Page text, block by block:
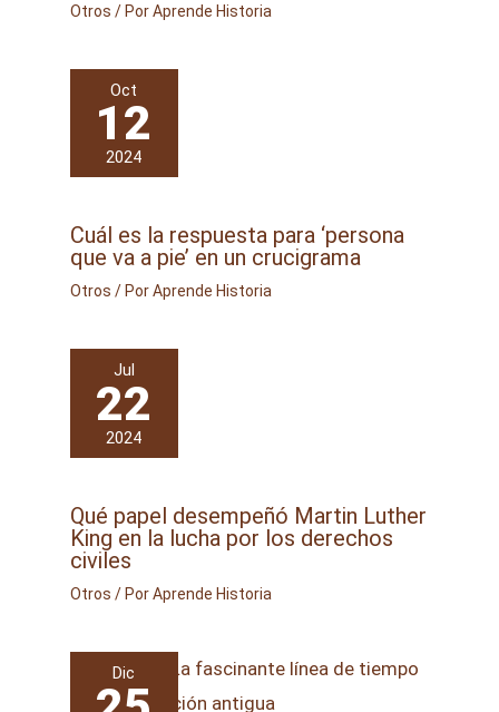
Otros / PorAprende Historia
Oct
12
2024
Cuál es la respuesta para ‘persona
que va a pie’ en un crucigrama
Otros / PorAprende Historia
Jul
22
2024
Qué papel desempeñó Martin Luther
King en la lucha por los derechos
civiles
Otros / PorAprende Historia
Dic